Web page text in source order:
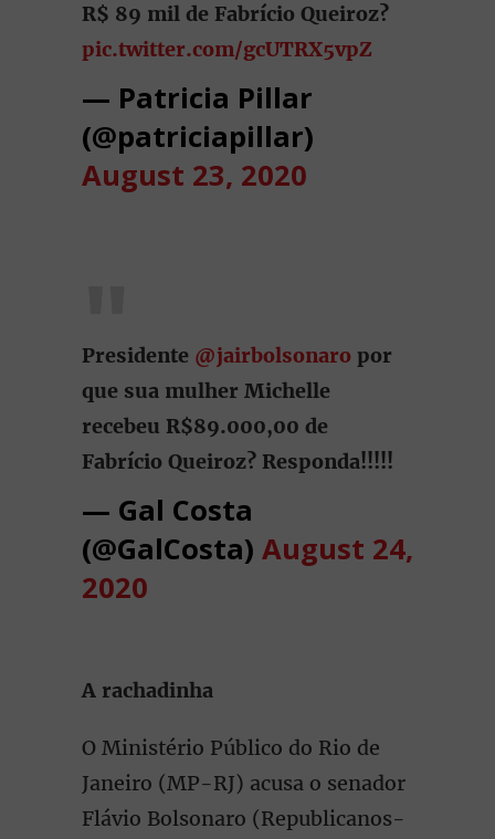
R$ 89 mil de Fabrício Queiroz?
pic.twitter.com/gcUTRX5vpZ
— Patricia Pillar
(@patriciapillar)
August 23, 2020
Presidente @jairbolsonaro por
que sua mulher Michelle
recebeu R$89.000,00 de
Fabrício Queiroz? Responda!!!!!
— Gal Costa
(@GalCosta) August 24,
2020
A rachadinha
O Ministério Público do Rio de
Janeiro (MP-RJ) acusa o senador
Flávio Bolsonaro (Republicanos-